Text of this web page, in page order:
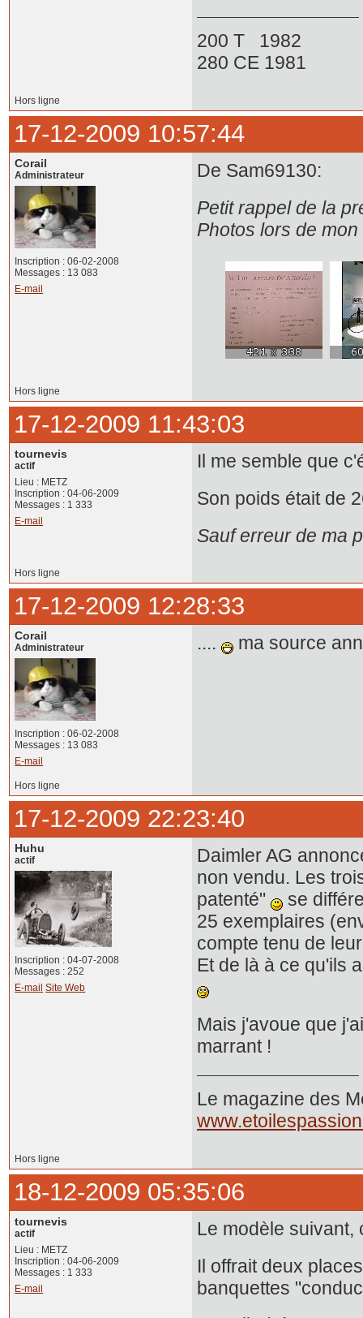
200 T 1982
280 CE 1981
Hors ligne
17-12-2009 10:57:44
Corail
Administrateur
Inscription : 06-02-2008
Messages : 13 083
E-mail
De Sam69130:
Petit rappel de la
Photos lors de
Hors ligne
17-12-2009 11:43:03
tournevis
actif
Lieu : METZ
Inscription : 04-06-2009
Messages : 1 333
E-mail
Il me semble que
Son poids était de
Sauf erreur de ma
Hors ligne
17-12-2009 12:28:33
Corail
Administrateur
Inscription : 06-02-2008
Messages : 13 083
E-mail
.... ma source
Hors ligne
17-12-2009 22:23:40
Huhu
actif
Inscription : 04-07-2008
Messages : 252
E-mail Site Web
Daimler AG
non vendu. Les
patenté"
se
25 exemplaires
compte tenu de
Et de là à ce qu'ils
Mais j'avoue que
marrant !
Le magazine des
Hors ligne
18-12-2009 05:35:06
tournevis
actif
Lieu : METZ
Inscription : 04-06-2009
Messages : 1 333
E-mail
Le modèle
Il offrait deux
banquettes